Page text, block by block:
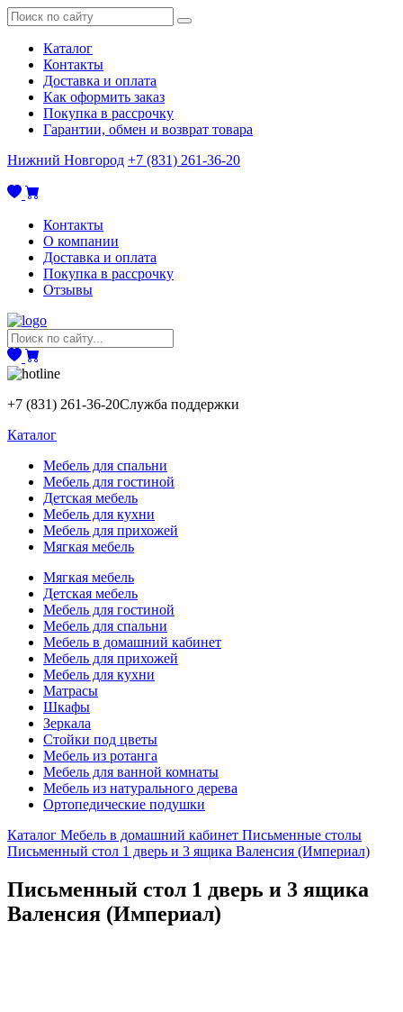
Каталог
Контакты
Доставка и оплата
Как оформить заказ
Покупка в рассрочку
Гарантии, обмен и возврат товара
Нижний Новгород +7 (831) 261-36-20
Контакты
О компании
Доставка и оплата
Покупка в рассрочку
Отзывы
+7 (831) 261-36-20Служба поддержки
Каталог
Мебель для спальни
Мебель для гостиной
Детская мебель
Мебель для кухни
Мебель для прихожей
Мягкая мебель
Мягкая мебель
Детская мебель
Мебель для гостиной
Мебель для спальни
Мебель в домашний кабинет
Мебель для прихожей
Мебель для кухни
Матрасы
Шкафы
Зеркала
Стойки под цветы
Мебель из ротанга
Мебель для ванной комнаты
Мебель из натурального дерева
Ортопедические подушки
Каталог Мебель в домашний кабинет Письменные столы
Письменный стол 1 дверь и 3 ящика Валенсия (Империал)
Письменный стол 1 дверь и 3 ящика
Валенсия (Империал)